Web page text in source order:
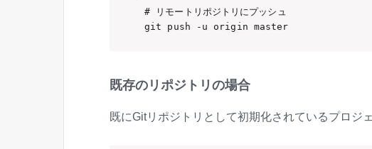
# リモートリポジトリにプッシュ
git push -u origin master
既存のリポジトリの場合
既にGitリポジトリとして初期化されているプロジ